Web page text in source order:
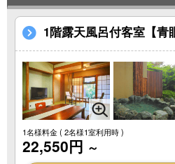
1階露天風呂付客室【青
1名様料金( 2名様1室利用時 )
22,550円 ～